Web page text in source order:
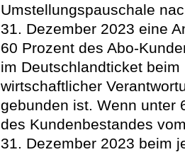
Umstellungspauschale
31. Dezember 2023 eine
60 Prozent des Abo-
im Deutschlandticket
wirtschaftlicher
gebunden ist. Wenn unter
des Kundenbestandes
31. Dezember 2023 beim